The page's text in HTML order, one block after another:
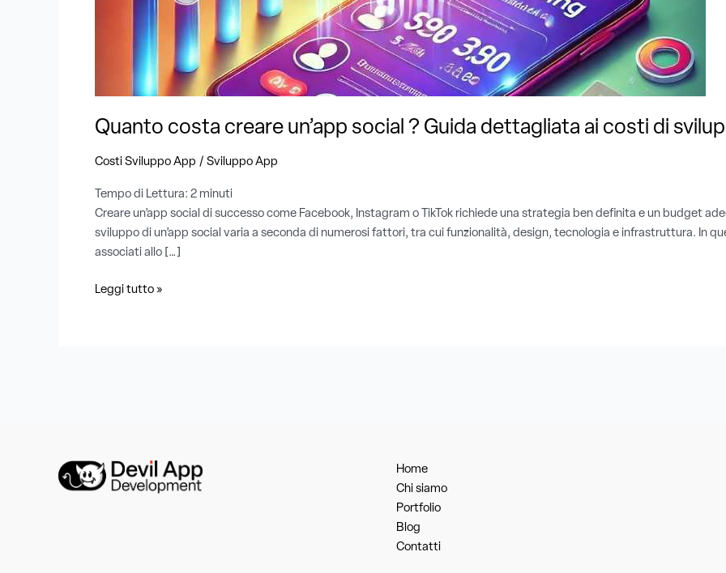
Quanto costa creare un’app social ? Guida dettagliata ai costi di
Costi Sviluppo App / Sviluppo App
Tempo di Lettura: 2 minuti
Creare un’app social di successo come Facebook, Instagram o TikTok richiede una strategia ben definita e un budget
sviluppo di un’app social varia a seconda di numerosi fattori, tra cui funzionalità, design, tecnologia e infrastruttura. In
associati allo […]
Leggi tutto »
Home
Chi siamo
Portfolio
Blog
Contatti